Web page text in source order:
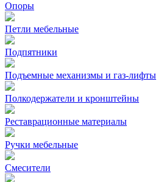
Опоры
Петли мебельные
Подпятники
Подъемные механизмы и газ-лифты
Полкодержатели и кронштейны
Реставрационные материалы
Ручки мебельные
Смесители